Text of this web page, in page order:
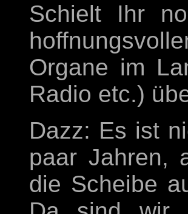
Schielt Ihr
Organe im
Radio etc.)
Dazz: Es ist
paar Jahren,
die Scheibe